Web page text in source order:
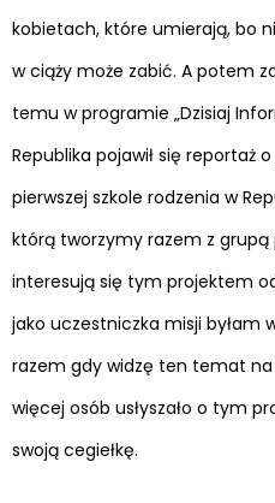
kobietach, które umierają, bo
w ciąży może zabić. A potem
temu w programie „Dzisiaj
Republika pojawił się reportaż
pierwszej szkole rodzenia w
którą tworzymy razem z grupą
interesują się tym projektem
jako uczestniczka misji byłam
razem gdy widzę ten temat
więcej osób usłyszało o tym
swoją cegiełkę.